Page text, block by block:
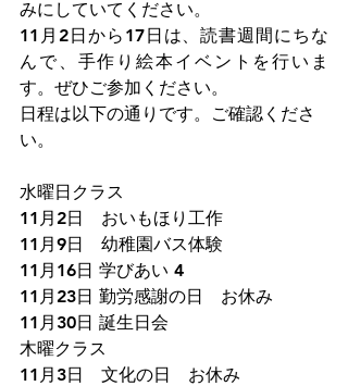
みにしていてください。
11月2日から17日は、読書週間にちな
んで、手作り絵本イベントを行いま
す。ぜひご参加ください。
日程は以下の通りです。ご確認くださ
い。
水曜日クラス
11月2日　おいもほり工作
11月9日　幼稚園バス体験
11月16日 学びあい 4
11月23日 勤労感謝の日　お休み
11月30日 誕生日会
木曜クラス
11月3日　文化の日　お休み